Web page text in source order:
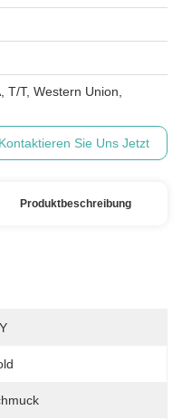
T/T, Western Union,
Kontaktieren Sie Uns Jetzt
Produktbeschreibung